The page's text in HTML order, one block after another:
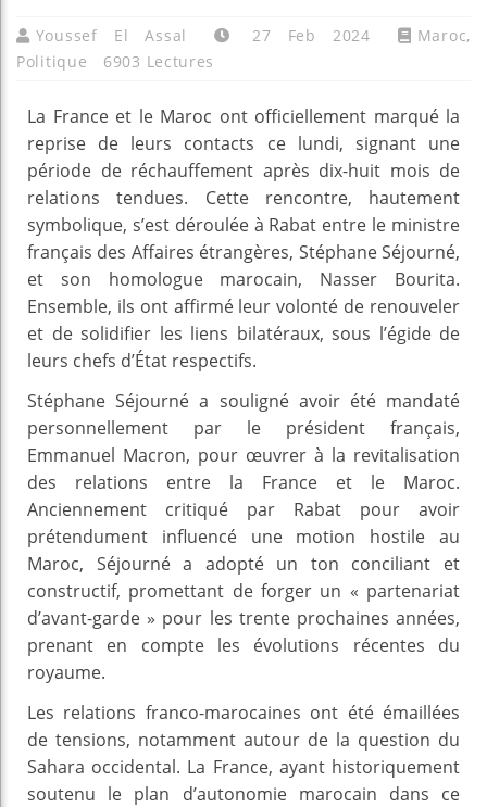
Youssef El Assal 27 Feb 2024 Maroc,
Politique
6903 Lectures
La France et le Maroc ont officiellement marqué la
reprise de leurs contacts ce lundi, signant une
période de réchauffement après dix-huit mois de
relations tendues. Cette rencontre, hautement
symbolique, s’est déroulée à Rabat entre le ministre
français des Affaires étrangères, Stéphane Séjourné,
et son homologue marocain, Nasser Bourita.
Ensemble, ils ont affirmé leur volonté de renouveler
et de solidifier les liens bilatéraux, sous l’égide de
leurs chefs d’État respectifs.
Stéphane Séjourné a souligné avoir été mandaté
personnellement par le président français,
Emmanuel Macron, pour œuvrer à la revitalisation
des relations entre la France et le Maroc.
Anciennement critiqué par Rabat pour avoir
prétendument influencé une motion hostile au
Maroc, Séjourné a adopté un ton conciliant et
constructif, promettant de forger un « partenariat
d’avant-garde » pour les trente prochaines années,
prenant en compte les évolutions récentes du
royaume.
Les relations franco-marocaines ont été émaillées
de tensions, notamment autour de la question du
Sahara occidental. La France, ayant historiquement
soutenu le plan d’autonomie marocain dans ce